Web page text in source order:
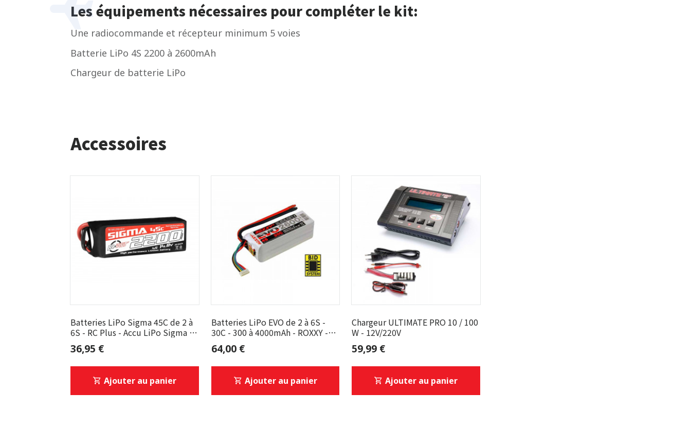
Les équipements nécessaires pour compléter le kit:
Une radiocommande et récepteur minimum 5 voies
Batterie LiPo 4S 2200 à 2600mAh
Chargeur de batterie LiPo
Accessoires
Batteries LiPo Sigma 45C de 2 à
6S - RC Plus - Accu LiPo Sigma -
4S 2200mAh
36,95 €
Ajouter au panier
Batteries LiPo EVO de 2 à 6S -
30C - 300 à 4000mAh - ROXXY -
Accus EVO - 4S - 2600mAh
64,00 €
Ajouter au panier
Chargeur ULTIMATE PRO 10 / 100
W - 12V/220V
59,99 €
Ajouter au panier